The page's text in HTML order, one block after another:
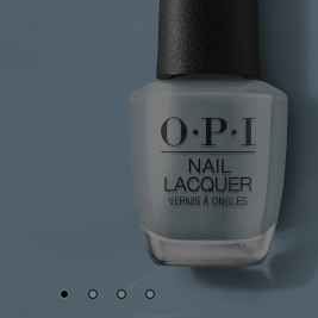
Skip to slide
Skip to slide
Skip to slide
Skip to slide